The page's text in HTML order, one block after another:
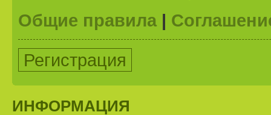
Общие правила |
Регистрация
ИНФОРМАЦИЯ